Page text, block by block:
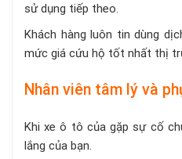
sử dụng tiếp theo.
Khách hàng luôn tin dùng
mức giá cứu hộ tốt nhất thị
Nhân viên tâm lý và
Khi xe ô tô của gặp sự cố
lắng của bạn.